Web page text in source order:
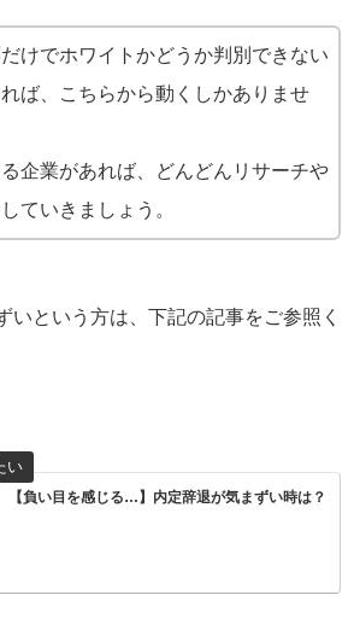
けでホワイトかどうか判別できない
ば、こちらから動くしかありませ
企業があれば、どんどんリサーチや
ていきましょう。
いという方は、下記の記事をご参照く
【負い目を感じる…】内定辞退が気まずい時は？